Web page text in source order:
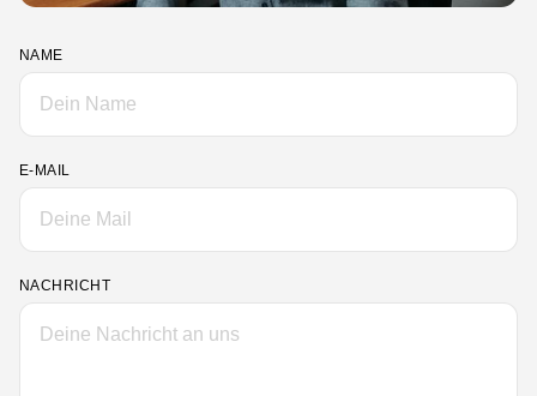
NAME
E-MAIL
NACHRICHT